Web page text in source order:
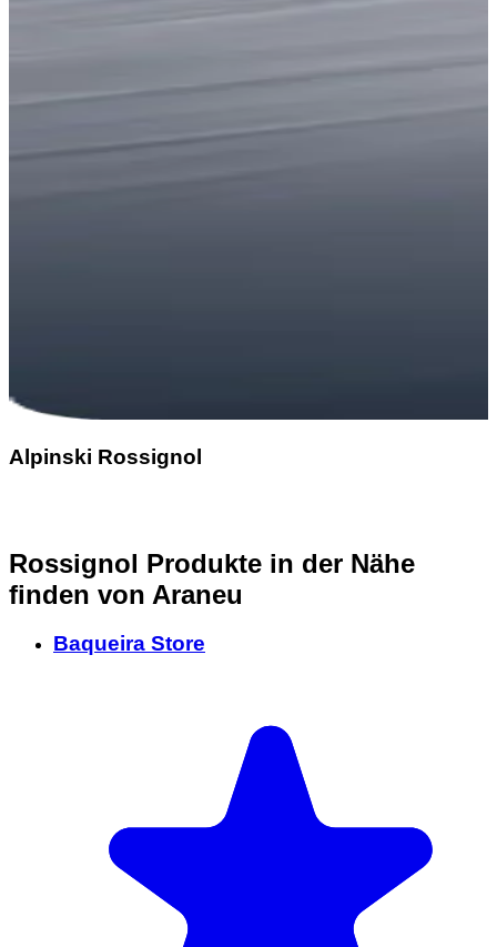
Alpinski Rossignol
Rossignol Produkte in der Nähe
finden von Araneu
Baqueira Store